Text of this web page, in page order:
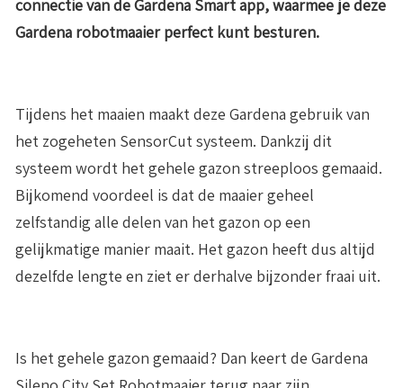
connectie van de Gardena Smart app, waarmee je deze
Gardena robotmaaier perfect kunt besturen.
Tijdens het maaien maakt deze Gardena gebruik van
het zogeheten SensorCut systeem. Dankzij dit
systeem wordt het gehele gazon streeploos gemaaid.
Bijkomend voordeel is dat de maaier geheel
zelfstandig alle delen van het gazon op een
gelijkmatige manier maait. Het gazon heeft dus altijd
dezelfde lengte en ziet er derhalve bijzonder fraai uit.
Is het gehele gazon gemaaid? Dan keert de Gardena